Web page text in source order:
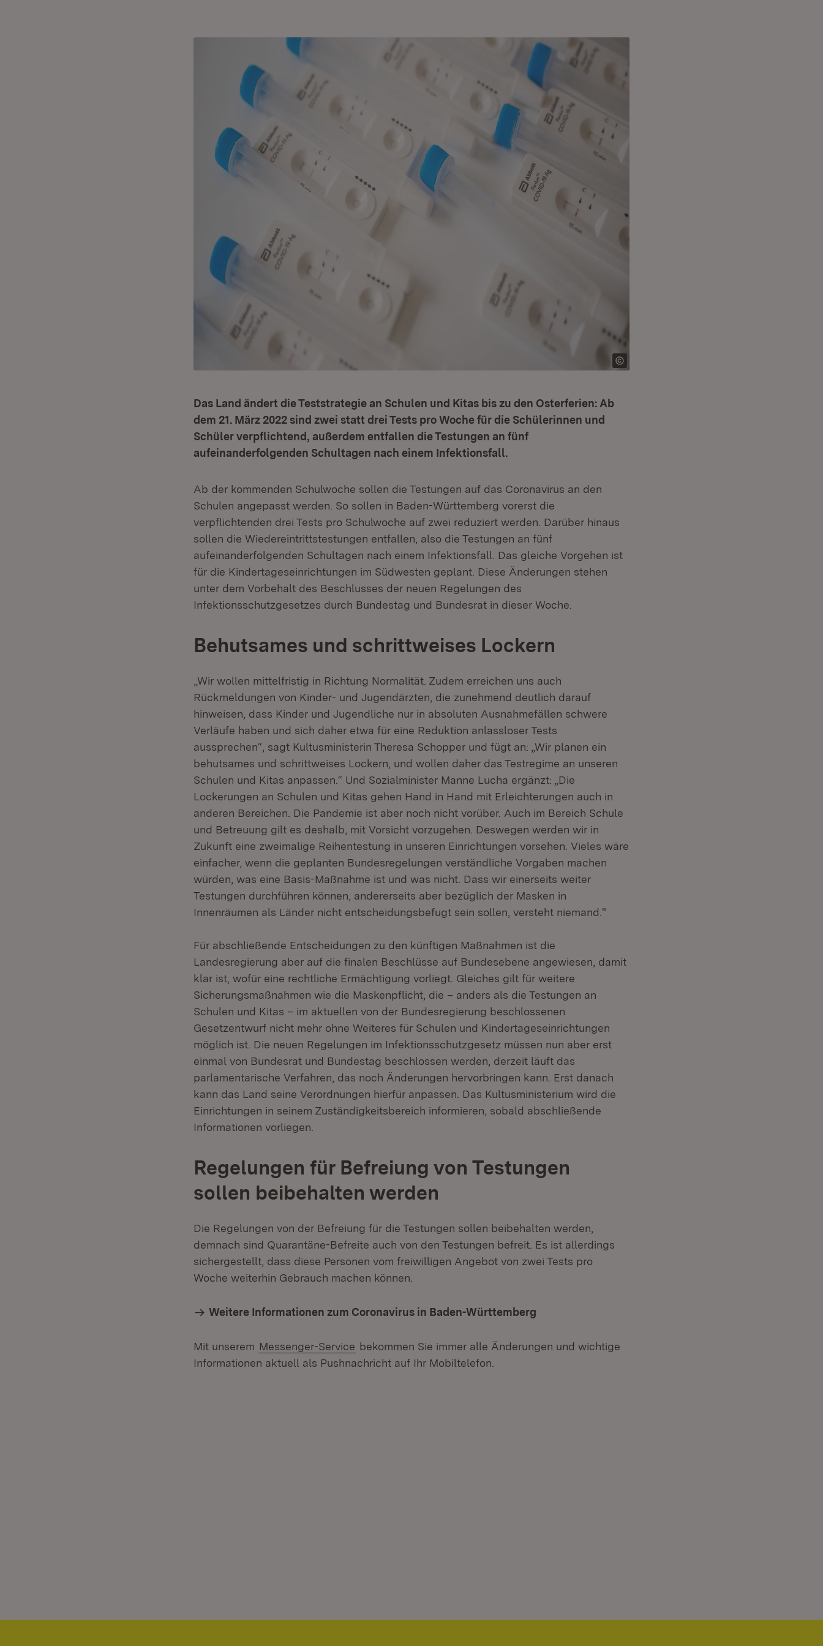
Das Land ändert die Teststrategie an Schulen und Kitas bis zu den Osterferien: Ab
dem 21. März 2022 sind zwei statt drei Tests pro Woche für die Schülerinnen und
Schüler verpflichtend, außerdem entfallen die Testungen an fünf
aufeinanderfolgenden Schultagen nach einem Infektionsfall.
Ab der kommenden Schulwoche sollen die Testungen auf das Coronavirus an den
Schulen angepasst werden. So sollen in Baden-Württemberg vorerst die
verpflichtenden drei Tests pro Schulwoche auf zwei reduziert werden. Darüber hinaus
sollen die Wiedereintrittstestungen entfallen, also die Testungen an fünf
aufeinanderfolgenden Schultagen nach einem Infektionsfall. Das gleiche Vorgehen ist
für die Kindertageseinrichtungen im Südwesten geplant. Diese Änderungen stehen
unter dem Vorbehalt des Beschlusses der neuen Regelungen des
Infektionsschutzgesetzes durch Bundestag und Bundesrat in dieser Woche.
Behutsames und schrittweises Lockern
„Wir wollen mittelfristig in Richtung Normalität. Zudem erreichen uns auch
Rückmeldungen von Kinder- und Jugendärzten, die zunehmend deutlich darauf
hinweisen, dass Kinder und Jugendliche nur in absoluten Ausnahmefällen schwere
Verläufe haben und sich daher etwa für eine Reduktion anlassloser Tests
aussprechen“, sagt Kultusministerin Theresa Schopper und fügt an: „Wir planen ein
behutsames und schrittweises Lockern, und wollen daher das Testregime an unseren
Schulen und Kitas anpassen.“ Und Sozialminister Manne Lucha ergänzt: „Die
Lockerungen an Schulen und Kitas gehen Hand in Hand mit Erleichterungen auch in
anderen Bereichen. Die Pandemie ist aber noch nicht vorüber. Auch im Bereich Schule
und Betreuung gilt es deshalb, mit Vorsicht vorzugehen. Deswegen werden wir in
Zukunft eine zweimalige Reihentestung in unseren Einrichtungen vorsehen. Vieles wäre
einfacher, wenn die geplanten Bundesregelungen verständliche Vorgaben machen
würden, was eine Basis-Maßnahme ist und was nicht. Dass wir einerseits weiter
Testungen durchführen können, andererseits aber bezüglich der Masken in
Innenräumen als Länder nicht entscheidungsbefugt sein sollen, versteht niemand."
Für abschließende Entscheidungen zu den künftigen Maßnahmen ist die
Landesregierung aber auf die finalen Beschlüsse auf Bundesebene angewiesen, damit
klar ist, wofür eine rechtliche Ermächtigung vorliegt. Gleiches gilt für weitere
Sicherungsmaßnahmen wie die Maskenpflicht, die – anders als die Testungen an
Schulen und Kitas – im aktuellen von der Bundesregierung beschlossenen
Gesetzentwurf nicht mehr ohne Weiteres für Schulen und Kindertageseinrichtungen
möglich ist. Die neuen Regelungen im Infektionsschutzgesetz müssen nun aber erst
einmal von Bundesrat und Bundestag beschlossen werden, derzeit läuft das
parlamentarische Verfahren, das noch Änderungen hervorbringen kann. Erst danach
kann das Land seine Verordnungen hierfür anpassen. Das Kultusministerium wird die
Einrichtungen in seinem Zuständigkeitsbereich informieren, sobald abschließende
Informationen vorliegen.
Regelungen für Befreiung von Testungen
sollen beibehalten werden
Die Regelungen von der Befreiung für die Testungen sollen beibehalten werden,
demnach sind Quarantäne-Befreite auch von den Testungen befreit. Es ist allerdings
sichergestellt, dass diese Personen vom freiwilligen Angebot von zwei Tests pro
Woche weiterhin Gebrauch machen können.
Weitere Informationen zum Coronavirus in Baden-Württemberg
Mit unserem Messenger-Service bekommen Sie immer alle Änderungen und wichtige
Informationen aktuell als Pushnachricht auf Ihr Mobiltelefon.